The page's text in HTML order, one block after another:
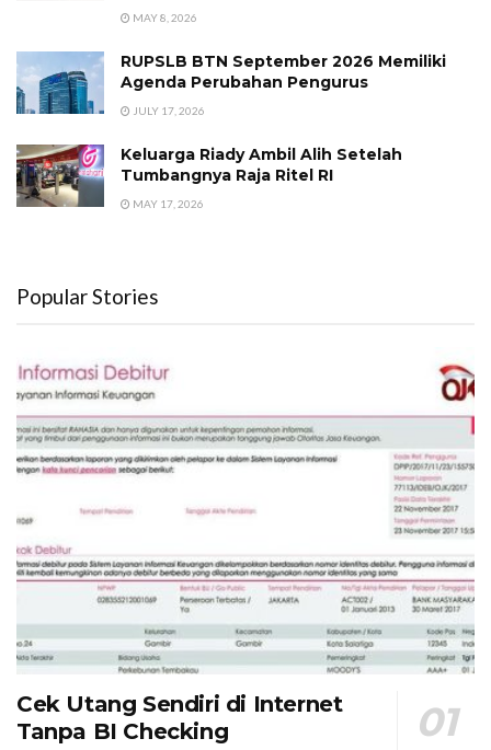
MAY 8, 2026
RUPSLB BTN September 2026 Memiliki
Agenda Perubahan Pengurus
JULY 17, 2026
Keluarga Riady Ambil Alih Setelah
Tumbangnya Raja Ritel RI
MAY 17, 2026
Popular Stories
Cek Utang Sendiri di Internet
Tanpa BI Checking